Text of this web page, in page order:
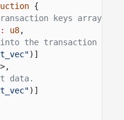
{
keys array
: u8,
the transaction
)]
>,
data.
)]